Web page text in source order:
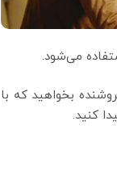
بخواهید که با
کنید.